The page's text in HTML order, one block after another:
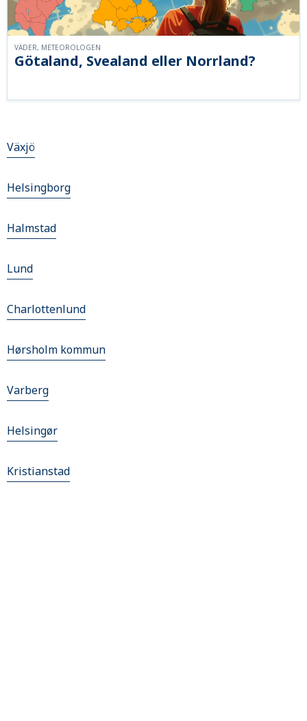
Götaland, Svealand eller Norrland?
VÄDER, METEOROLOGEN
Växjö
Helsingborg
Halmstad
Lund
Charlottenlund
Hørsholm kommun
Varberg
Helsingør
Kristianstad